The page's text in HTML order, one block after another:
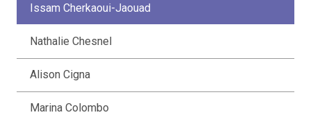
Issam Cherkaoui-Jaouad
Nathalie Chesnel
Alison Cigna
Marina Colombo